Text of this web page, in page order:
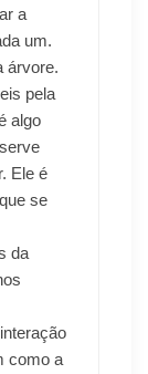
a
um.
árvore.
pela
algo
Ele é
se
da
como a